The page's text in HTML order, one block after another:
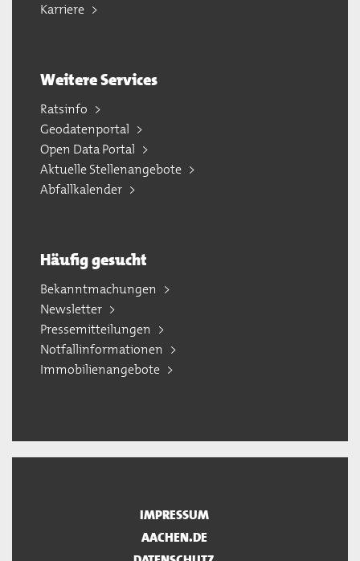
Karriere
Weitere Services
Ratsinfo
Geodatenportal
Open Data Portal
Aktuelle Stellenangebote
Abfallkalender
Häufig gesucht
Bekanntmachungen
Newsletter
Pressemitteilungen
Notfallinformationen
Immobilienangebote
IMPRESSUM
AACHEN.DE